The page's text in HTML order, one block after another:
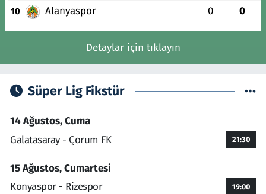
10 Alanyaspor 0 0
Detaylar için tıklayın
Süper Lig Fikstür
14 Ağustos, Cuma
Galatasaray - Çorum FK
21:30
15 Ağustos, Cumartesi
Konyaspor - Rizespor
19:00